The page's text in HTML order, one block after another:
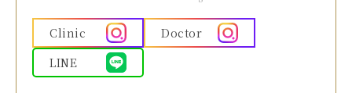
Clinic
Doctor
LINE